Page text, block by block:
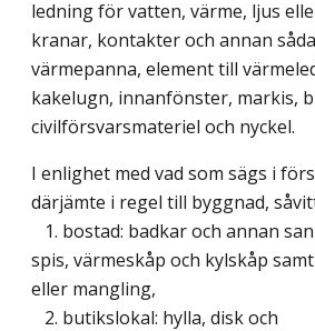
ledning för vatten, värme, ljus
kranar, kontakter och annan
värmepanna, element till
kakelugn, innanfönster, markis,
civilförsvarsmateriel och nyckel.
I enlighet med vad som sägs i
därjämte i regel till byggnad,
1. bostad: badkar och annan
spis, värmeskåp och kylskåp
eller mangling,
2. butikslokal: hylla, disk och